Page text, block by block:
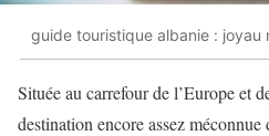
guide touristique albanie : joyau
Située au carrefour de l’Europe et
destination encore assez